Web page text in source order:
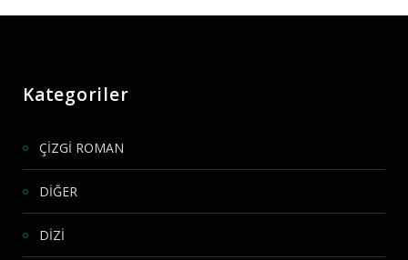
Kategoriler
ÇİZGİ ROMAN
DİĞER
DİZİ